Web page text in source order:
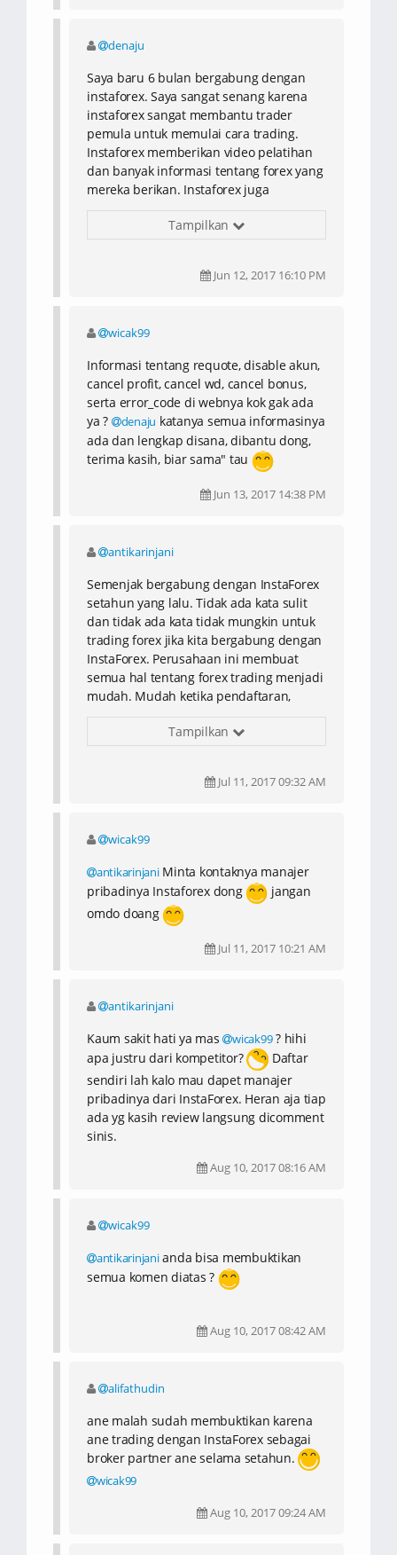
denaju
Saya baru 6 bulan bergabung dengan
instaforex. Saya sangat senang karena
instaforex sangat membantu trader
pemula untuk memulai cara trading.
Instaforex memberikan video pelatihan
dan banyak informasi tentang forex yang
mereka berikan. Instaforex juga
semakin senang. Welcome bonus sudah
inginkan ada disini. Kontes yang sangat
yaitu berita dan analisis harian forex
yang sangat berguna untuk saya dan
semua trader. Saya sangat puas dengan
semua yang mereka berikan. Penjelasan
yang sangat detail, semua ada di website
instaforex. Saya nyaman trading
bersama instaforex. Saya akan terus
semangat supaya bisa menjadi trader
Tampilkan
Jun 12, 2017 16:10 PM
wicak99
Informasi tentang requote, disable akun,
cancel profit, cancel wd, cancel bonus,
serta error_code di webnya kok gak ada
ya ?
denaju katanya semua informasinya
ada dan lengkap disana, dibantu dong,
terima kasih, biar sama" tau
Jun 13, 2017 14:38 PM
antikarinjani
Semenjak bergabung dengan InstaForex
setahun yang lalu. Tidak ada kata sulit
dan tidak ada kata tidak mungkin untuk
trading forex jika kita bergabung dengan
InstaForex. Perusahaan ini membuat
semua hal tentang forex trading menjadi
mudah. Mudah ketika pendaftaran,
trading, mudah ketika eksekusi, dan
broker lain yang lebih baik dari
brilian, benar dan akurat serta selalu
membawa keuntungan bagi saya.
Mereka sangat ahli dan membantu saya
dengan pelayanan yang baik ketika
trading. Saya sangat puas dengan
pribadi InstaForex, mereka adalah yang
dengan baik.
Tampilkan
Jul 11, 2017 09:32 AM
wicak99
antikarinjaniMinta kontaknya manajer
pribadinya Instaforex dong
jangan
omdo doang
Jul 11, 2017 10:21 AM
antikarinjani
Kaum sakit hati ya mas wicak99? hihi
apa justru dari kompetitor?
Daftar
sendiri lah kalo mau dapet manajer
pribadinya dari InstaForex. Heran aja tiap
ada yg kasih review langsung dicomment
sinis.
Aug 10, 2017 08:16 AM
wicak99
antikarinjanianda bisa membuktikan
semua komen diatas ?
Aug 10, 2017 08:42 AM
alifathudin
ane malah sudah membuktikan karena
ane trading dengan InstaForex sebagai
broker partner ane selama setahun.
wicak99
Aug 10, 2017 09:24 AM